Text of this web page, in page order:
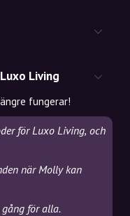
Living
fungerar!
för Luxo Living, och
när Molly kan
för alla.